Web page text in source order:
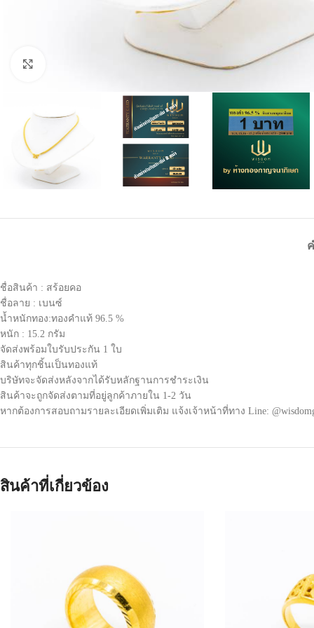
ชื่อสินค้า : สร้อยคอ
ชื่อลาย : เบนซ์
น้ำหนักทอง:ทองคำแท้ 96.5 %
หนัก : 15.2 กรัม
จัดส่งพร้อมใบรับประกัน 1 ใบ
สินค้าทุกชิ้นเป็นทองแท้
บริษัทจะจัดส่งหลังจากได้รับหลักฐานการชำระเงิน
สินค้าจะถูกจัดส่งตามที่อยู่ลูกค้าภายใน 1-2 วัน
หากต้องการสอบถามรายละเอียดเพิ่มเติม แจ้งเจ้าหน้าที่ทาง Line:
สินค้าที่เกี่ยวข้อง